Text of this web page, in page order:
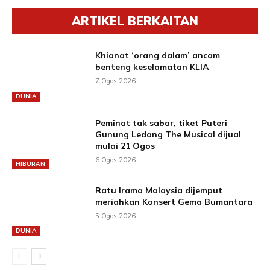
ARTIKEL BERKAITAN
DUNIA
Khianat ‘orang dalam’ ancam
benteng keselamatan KLIA
7 Ogos 2026
HIBURAN
Peminat tak sabar, tiket Puteri
Gunung Ledang The Musical dijual
mulai 21 Ogos
6 Ogos 2026
DUNIA
Ratu Irama Malaysia dijemput
meriahkan Konsert Gema Bumantara
5 Ogos 2026